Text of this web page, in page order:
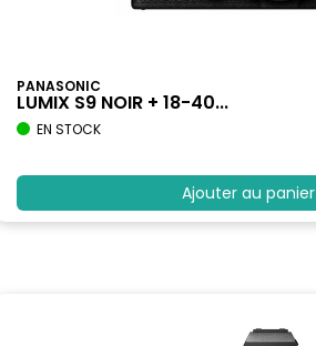
PANASONIC
LUMIX S9 NOIR + 18-40...
EN STOCK
Ajouter au panier